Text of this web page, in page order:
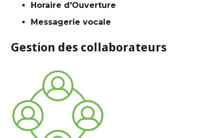
Horaire d'Ouverture
Messagerie vocale
Gestion des collaborateurs